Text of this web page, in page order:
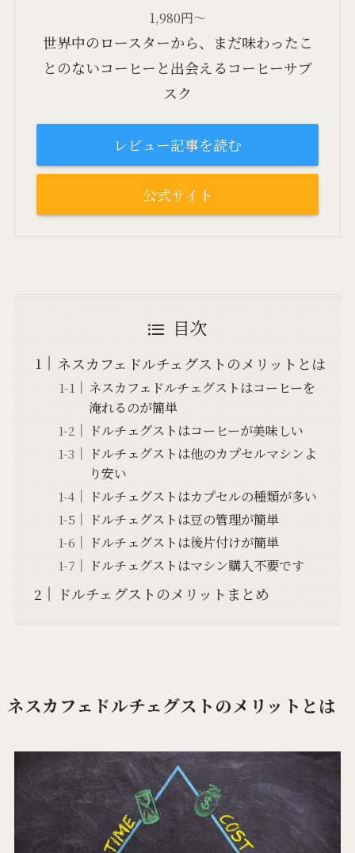
1,980円～
世界中のロースターから、まだ味わったこ
とのないコーヒーと出会えるコーヒーサブ
スク
レビュー記事を読む
公式サイト
目次
ネスカフェドルチェグストのメリットとは
ネスカフェドルチェグストはコーヒーを
淹れるのが簡単
ドルチェグストはコーヒーが美味しい
ドルチェグストは他のカプセルマシンよ
り安い
ドルチェグストはカプセルの種類が多い
ドルチェグストは豆の管理が簡単
ドルチェグストは後片付けが簡単
ドルチェグストはマシン購入不要です
ドルチェグストのメリットまとめ
ネスカフェドルチェグストのメリットとは